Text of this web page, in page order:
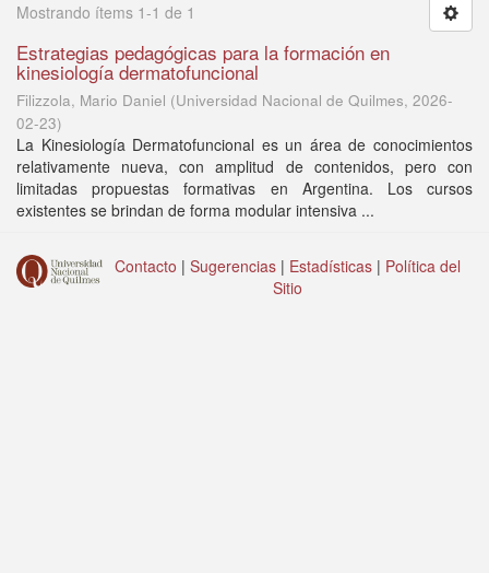
Mostrando ítems 1-1 de 1
Estrategias pedagógicas para la formación en
kinesiología dermatofuncional
Filizzola, Mario Daniel (Universidad Nacional de Quilmes, 2026-
02-23)
La Kinesiología Dermatofuncional es un área de conocimientos
relativamente nueva, con amplitud de contenidos, pero con
limitadas propuestas formativas en Argentina. Los cursos
existentes se brindan de forma modular intensiva ...
Contacto | Sugerencias | Estadísticas | Política del
Sitio